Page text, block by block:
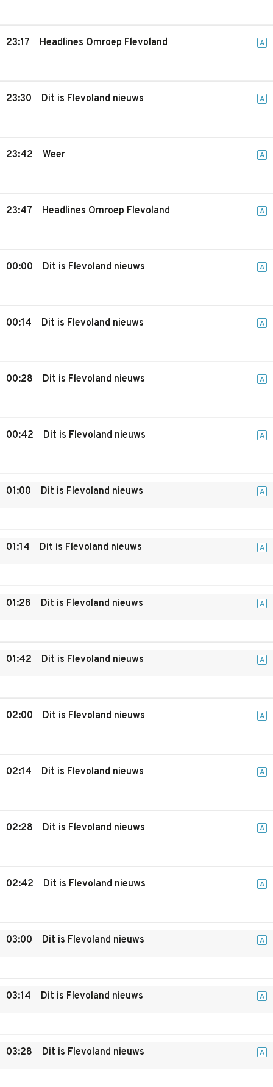
23:17 Headlines Omroep Flevoland A
23:30 Dit is Flevoland nieuws A
23:42 Weer A
23:47 Headlines Omroep Flevoland A
00:00 Dit is Flevoland nieuws A
00:14 Dit is Flevoland nieuws A
00:28 Dit is Flevoland nieuws A
00:42 Dit is Flevoland nieuws A
01:00 Dit is Flevoland nieuws A
01:14 Dit is Flevoland nieuws A
01:28 Dit is Flevoland nieuws A
01:42 Dit is Flevoland nieuws A
02:00 Dit is Flevoland nieuws A
02:14 Dit is Flevoland nieuws A
02:28 Dit is Flevoland nieuws A
02:42 Dit is Flevoland nieuws A
03:00 Dit is Flevoland nieuws A
03:14 Dit is Flevoland nieuws A
03:28 Dit is Flevoland nieuws A